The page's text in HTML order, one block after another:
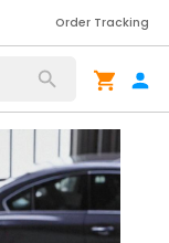
Order Tracking